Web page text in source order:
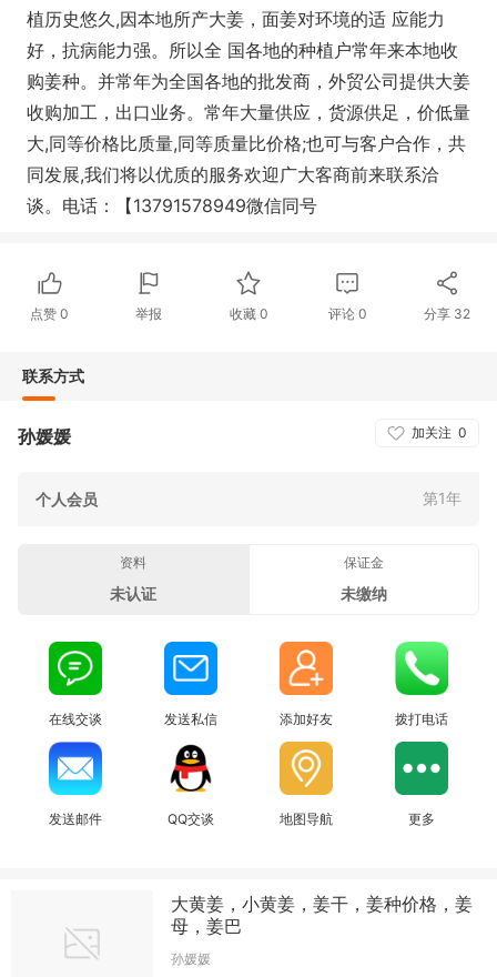
植历史悠久,因本地所产大姜，面姜对环境的适 应能力
好，抗病能力强。所以全 国各地的种植户常年来本地收
购姜种。并常年为全国各地的批发商，外贸公司提供大姜
收购加工，出口业务。常年大量供应，货源供足，价低量
大,同等价格比质量,同等质量比价格;也可与客户合作，共
同发展,我们将以优质的服务欢迎广大客商前来联系洽
谈。电话：【13791578949微信同号
点赞0 举报 收藏 0 评论0 分享 32
联系方式
加关注 0
孙媛媛
个人会员 第1年
资料
未认证
保证金
未缴纳
在线交谈 发送私信 添加好友 拨打电话
发送邮件 QQ交谈 地图导航 更多
大黄姜，小黄姜，姜干，姜种价格，姜
母，姜巴
孙媛媛